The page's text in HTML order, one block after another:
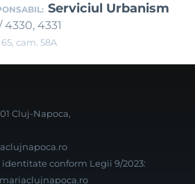
Serviciul Urbanism
4331
cam. 58A
Cluj-Napoca,
conform Legii 9/2023: